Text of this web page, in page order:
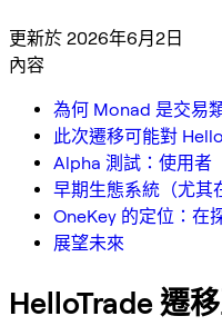
更新於 2026年6月2日
內容
為何 Monad 是交易
此次遷移可能對
Alpha 測試：使用者
早期生態系統（尤其
OneKey 的定位：在
展望未來
HelloTrade 遷